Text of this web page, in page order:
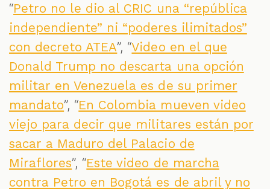
“Petro no le dio al CRIC una “república
independiente” ni “poderes ilimitados”
con decreto ATEA”, “Video en el que
Donald Trump no descarta una opción
militar en Venezuela es de su primer
mandato”, “En Colombia mueven video
viejo para decir que militares están por
sacar a Maduro del Palacio de
Miraflores”, “Este video de marcha
contra Petro en Bogotá es de abril y no